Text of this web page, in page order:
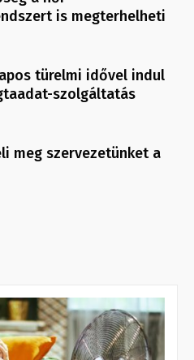
is megterhelheti
türelmi idővel indul
szolgáltatás
meg szervezetünket a